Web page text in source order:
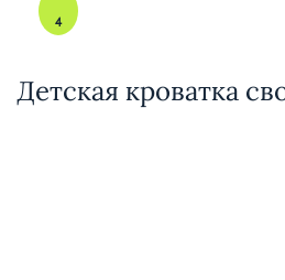
4
Детская кроватка